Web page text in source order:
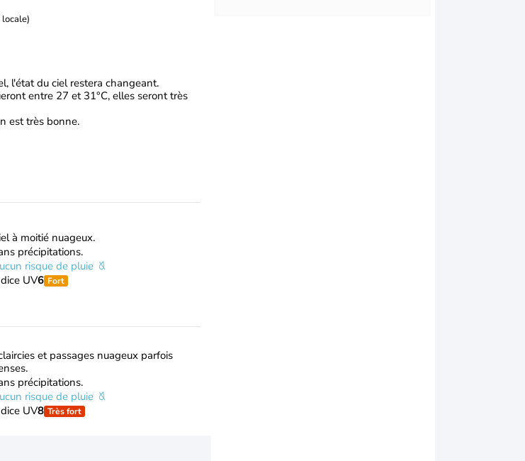
locale)
l'état du ciel restera changeant.
entre 27 et 31°C, elles seront très
est très bonne.
à moitié nuageux.
précipitations.
risque de pluie
UV6 Fort
et passages nuageux parfois
précipitations.
risque de pluie
UV8 Très fort